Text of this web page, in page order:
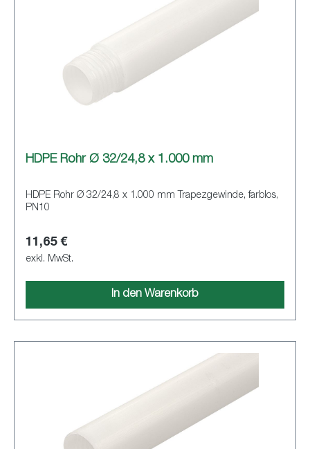
HDPE Rohr Ø 32/24,8 x 1.000 mm
HDPE Rohr Ø 32/24,8 x 1.000 mm Trapezgewinde, farblos,
PN10
11,65 €
exkl. MwSt.
In den Warenkorb